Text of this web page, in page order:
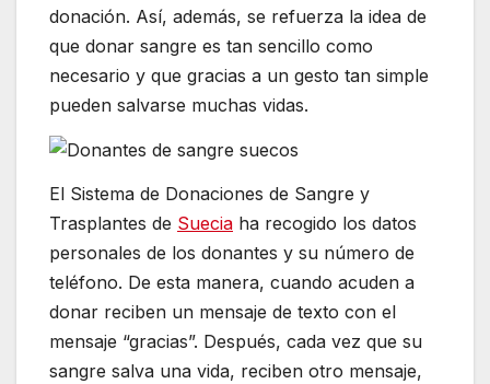
donación. Así, además, se refuerza la idea de
que donar sangre es tan sencillo como
necesario y que gracias a un gesto tan simple
pueden salvarse muchas vidas.
El Sistema de Donaciones de Sangre y
Trasplantes de Suecia ha recogido los datos
personales de los donantes y su número de
teléfono. De esta manera, cuando acuden a
donar reciben un mensaje de texto con el
mensaje “gracias”. Después, cada vez que su
sangre salva una vida, reciben otro mensaje,